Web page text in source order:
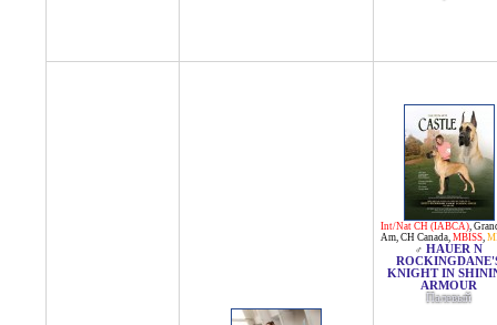
Int/Nat CH (IABCA),
Am, CH Canada, MBISS,
♂ HAUER N
KNIGHT IN
ARMOUR
Палевый